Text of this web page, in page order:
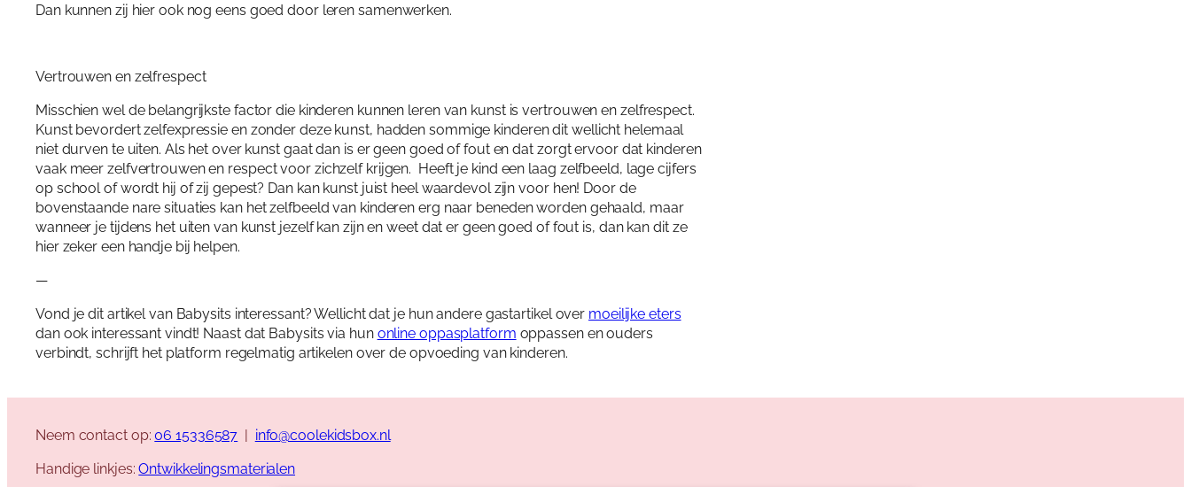
Dan kunnen zij hier ook nog eens goed door leren samenwerken.
Vertrouwen en zelfrespect
Misschien wel de belangrijkste factor die kinderen kunnen leren van kunst is vertrouwen en zelfrespect.
Kunst bevordert zelfexpressie en zonder deze kunst, hadden sommige kinderen dit wellicht helemaal
niet durven te uiten. Als het over kunst gaat dan is er geen goed of fout en dat zorgt ervoor dat kinderen
vaak meer zelfvertrouwen en respect voor zichzelf krijgen. Heeft je kind een laag zelfbeeld, lage cijfers
op school of wordt hij of zij gepest? Dan kan kunst juist heel waardevol zijn voor hen! Door de
bovenstaande nare situaties kan het zelfbeeld van kinderen erg naar beneden worden gehaald, maar
wanneer je tijdens het uiten van kunst jezelf kan zijn en weet dat er geen goed of fout is, dan kan dit ze
hier zeker een handje bij helpen.
—
Vond je dit artikel van Babysits interessant? Wellicht dat je hun andere gastartikel over moeilijke eters
dan ook interessant vindt! Naast dat Babysits via hun online oppasplatform oppassen en ouders
verbindt, schrijft het platform regelmatig artikelen over de opvoeding van kinderen.
Neem contact op:06 15336587
info@coolekidsbox.nl
Handige linkjes:Ontwikkelingsmaterialen